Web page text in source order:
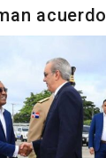
acuerdo